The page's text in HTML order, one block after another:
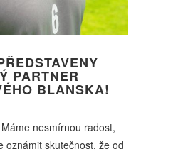
PARTNER
BLANSKA!
Máme nesmírnou radost,
oznámit skutečnost, že od